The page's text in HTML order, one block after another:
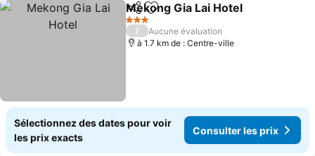
PartagerAjouter à mes favoris
Mekong Gia Lai Hotel
3 Étoiles
/
Aucune évaluation
à 1.7 km de : Centre-ville
Sélectionnez des dates pour voir
les prix exacts
Consulter les prix